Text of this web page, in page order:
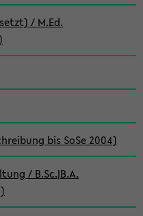
/ M.Ed.
bis SoSe 2004)
/ B.Sc.|B.A.